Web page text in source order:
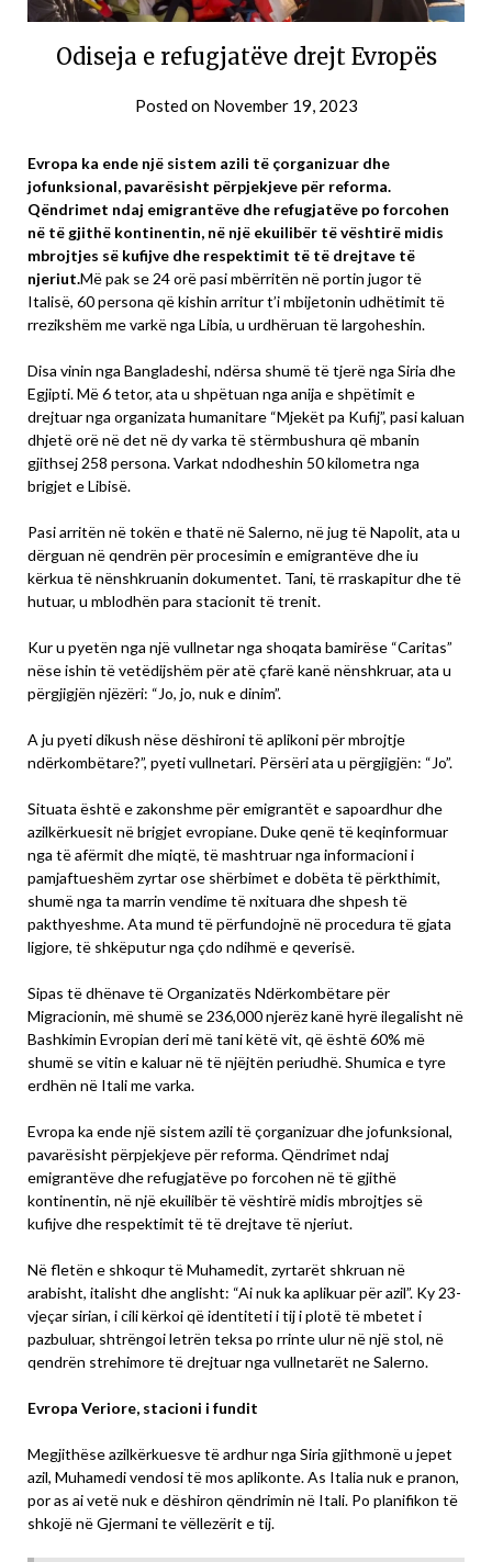
Odiseja e refugjatëve drejt Evropës
Posted on November 19, 2023
Evropa ka ende një sistem azili të çorganizuar dhe
jofunksional, pavarësisht përpjekjeve për reforma.
Qëndrimet ndaj emigrantëve dhe refugjatëve po forcohen
në të gjithë kontinentin, në një ekuilibër të vështirë midis
mbrojtjes së kufijve dhe respektimit të të drejtave të
njeriut.Më pak se 24 orë pasi mbërritën në portin jugor të
Italisë, 60 persona që kishin arritur t’i mbijetonin udhëtimit të
rrezikshëm me varkë nga Libia, u urdhëruan të largoheshin.
Disa vinin nga Bangladeshi, ndërsa shumë të tjerë nga Siria dhe
Egjipti. Më 6 tetor, ata u shpëtuan nga anija e shpëtimit e
drejtuar nga organizata humanitare “Mjekët pa Kufij”, pasi kaluan
dhjetë orë në det në dy varka të stërmbushura që mbanin
gjithsej 258 persona. Varkat ndodheshin 50 kilometra nga
brigjet e Libisë.
Pasi arritën në tokën e thatë në Salerno, në jug të Napolit, ata u
dërguan në qendrën për procesimin e emigrantëve dhe iu
kërkua të nënshkruanin dokumentet. Tani, të rraskapitur dhe të
hutuar, u mblodhën para stacionit të trenit.
Kur u pyetën nga një vullnetar nga shoqata bamirëse “Caritas”
nëse ishin të vetëdijshëm për atë çfarë kanë nënshkruar, ata u
përgjigjën njëzëri: “Jo, jo, nuk e dinim”.
A ju pyeti dikush nëse dëshironi të aplikoni për mbrojtje
ndërkombëtare?”, pyeti vullnetari. Përsëri ata u përgjigjën: “Jo”.
Situata është e zakonshme për emigrantët e sapoardhur dhe
azilkërkuesit në brigjet evropiane. Duke qenë të keqinformuar
nga të afërmit dhe miqtë, të mashtruar nga informacioni i
pamjaftueshëm zyrtar ose shërbimet e dobëta të përkthimit,
shumë nga ta marrin vendime të nxituara dhe shpesh të
pakthyeshme. Ata mund të përfundojnë në procedura të gjata
ligjore, të shkëputur nga çdo ndihmë e qeverisë.
Sipas të dhënave të Organizatës Ndërkombëtare për
Migracionin, më shumë se 236,000 njerëz kanë hyrë ilegalisht në
Bashkimin Evropian deri më tani këtë vit, që është 60% më
shumë se vitin e kaluar në të njëjtën periudhë. Shumica e tyre
erdhën në Itali me varka.
Evropa ka ende një sistem azili të çorganizuar dhe jofunksional,
pavarësisht përpjekjeve për reforma. Qëndrimet ndaj
emigrantëve dhe refugjatëve po forcohen në të gjithë
kontinentin, në një ekuilibër të vështirë midis mbrojtjes së
kufijve dhe respektimit të të drejtave të njeriut.
Në fletën e shkoqur të Muhamedit, zyrtarët shkruan në
arabisht, italisht dhe anglisht: “Ai nuk ka aplikuar për azil”. Ky 23-
vjeçar sirian, i cili kërkoi që identiteti i tij i plotë të mbetet i
pazbuluar, shtrëngoi letrën teksa po rrinte ulur në një stol, në
qendrën strehimore të drejtuar nga vullnetarët ne Salerno.
Evropa Veriore, stacioni i fundit
Megjithëse azilkërkuesve të ardhur nga Siria gjithmonë u jepet
azil, Muhamedi vendosi të mos aplikonte. As Italia nuk e pranon,
por as ai vetë nuk e dëshiron qëndrimin në Itali. Po planifikon të
shkojë në Gjermani te vëllezërit e tij.